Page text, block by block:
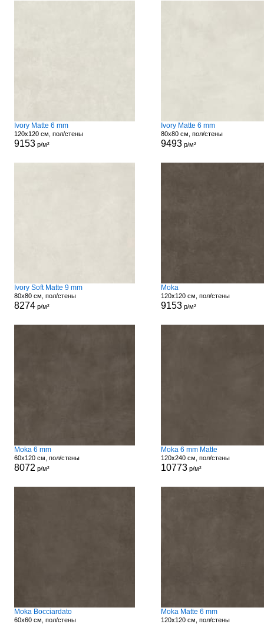
Ivory Matte 6 mm
120x120 см, пол/стены
9153р/м²
Ivory Matte 6 mm
80x80 см, пол/стены
9493р/м²
Ivory Soft Matte 9 mm
80x80 см, пол/стены
8274р/м²
Moka
120x120 см, пол/стены
9153р/м²
Moka 6 mm
60x120 см, пол/стены
8072 р/м²
Moka 6 mm Matte
120x240 см, пол/стены
10773р/м²
Moka Bocciardato
60x60 см, пол/стены
Moka Matte 6 mm
120x120 см, пол/стены